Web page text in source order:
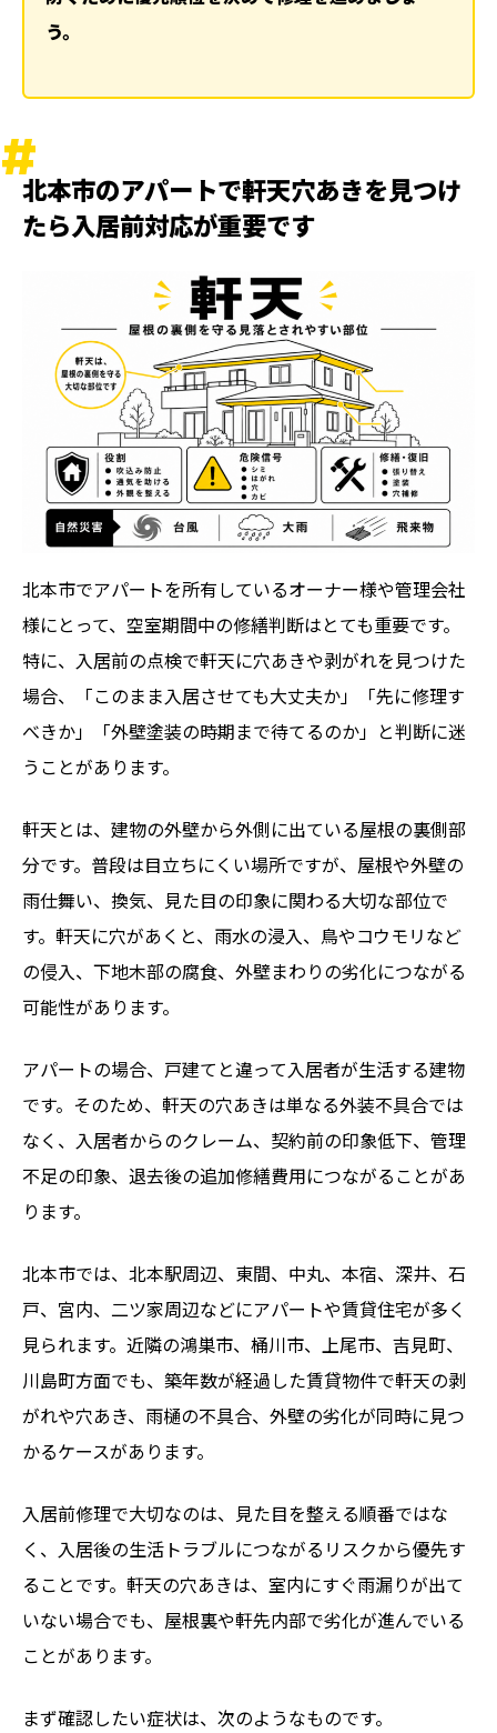
軒天ボードの劣化による穴あき
鳥や害獣の侵入による穴あき
部分補修で済む可能性があるケース
広範囲の張り替えを検討すべきケース
軒天穴あき被害は火災保険が使える可能性があり
火災保険確認の前に残しておきたいもの
火災保険申請サポートで確認できること
北本市でアパート軒天修理を依頼する業者選び
アパート修繕に慣れているか
外装全体をまとめて確認できるか
北本市のアパート軒天穴あきは入居前に優先順位
う。
北本市のアパートで軒天穴あきを見つけ
たら入居前対応が重要です
北本市でアパートを所有しているオーナー様や管理会社
様にとって、空室期間中の修繕判断はとても重要です。
特に、入居前の点検で軒天に穴あきや剥がれを見つけた
場合、「このまま入居させても大丈夫か」「先に修理す
べきか」「外壁塗装の時期まで待てるのか」と判断に迷
うことがあります。
軒天とは、建物の外壁から外側に出ている屋根の裏側部
分です。普段は目立ちにくい場所ですが、屋根や外壁の
雨仕舞い、換気、見た目の印象に関わる大切な部位で
す。軒天に穴があくと、雨水の浸入、鳥やコウモリなど
の侵入、下地木部の腐食、外壁まわりの劣化につながる
可能性があります。
アパートの場合、戸建てと違って入居者が生活する建物
です。そのため、軒天の穴あきは単なる外装不具合では
なく、入居者からのクレーム、契約前の印象低下、管理
不足の印象、退去後の追加修繕費用につながることがあ
ります。
北本市では、北本駅周辺、東間、中丸、本宿、深井、石
戸、宮内、二ツ家周辺などにアパートや賃貸住宅が多く
見られます。近隣の鴻巣市、桶川市、上尾市、吉見町、
川島町方面でも、築年数が経過した賃貸物件で軒天の剥
がれや穴あき、雨樋の不具合、外壁の劣化が同時に見つ
かるケースがあります。
入居前修理で大切なのは、見た目を整える順番ではな
く、入居後の生活トラブルにつながるリスクから優先す
ることです。軒天の穴あきは、室内にすぐ雨漏りが出て
いない場合でも、屋根裏や軒先内部で劣化が進んでいる
ことがあります。
まず確認したい症状は、次のようなものです。